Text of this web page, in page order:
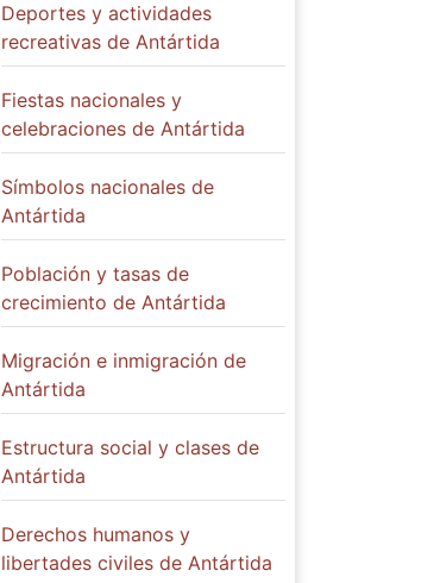
Deportes y actividades
recreativas de Antártida
Fiestas nacionales y
celebraciones de Antártida
Símbolos nacionales de
Antártida
Población y tasas de
crecimiento de Antártida
Migración e inmigración de
Antártida
Estructura social y clases de
Antártida
Derechos humanos y
libertades civiles de Antártida